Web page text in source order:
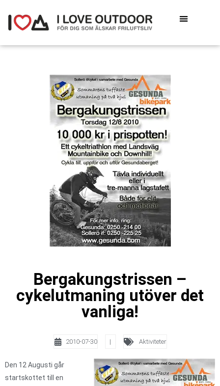
Bergakungstrissen –
cykelutmaning utöver det
vanliga!
2010-07-30 | Aktiviteter
Den 12 Augusti går
startskottet till en